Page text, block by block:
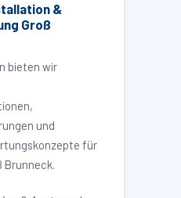
&
Groß
bieten wir
und
für
Brunneck.